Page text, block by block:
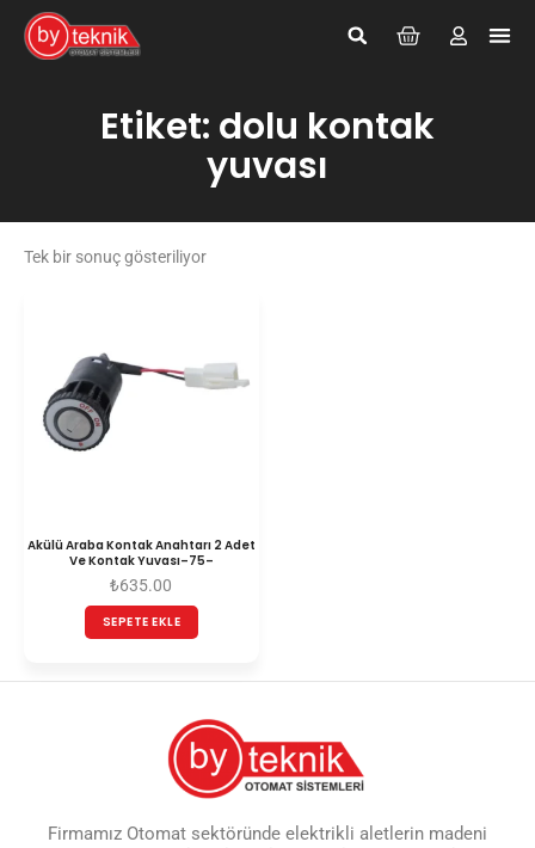
Etiket: dolu kontak
yuvası
Tek bir sonuç gösteriliyor
Akülü Araba Kontak Anahtarı 2 Adet
Ve Kontak Yuvası–75–
₺635.00
SEPETE EKLE
Firmamız Otomat sektöründe elektrikli aletlerin madeni